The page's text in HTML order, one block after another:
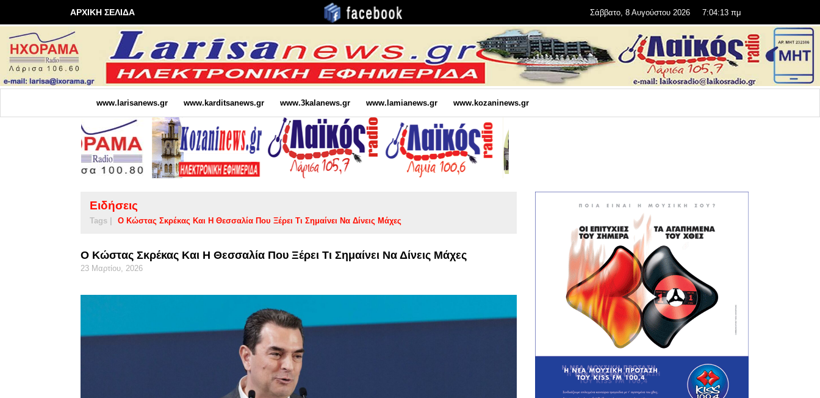
ΑΡΧΙΚΗ ΣΕΛΙΔΑ Σάββατο, 8 Αυγούστου 2026 7:04:13 πμ
www.larisanews.gr www.karditsanews.gr www.3kalanews.gr www.lamianews.gr www.kozaninews.gr
Ειδήσεις
Tags | Ο Κώστας Σκρέκας Και Η Θεσσαλία Που Ξέρει Τι Σημαίνει Να Δίνεις Μάχες
Ο Κώστας Σκρέκας Και Η Θεσσαλία Που Ξέρει Τι Σημαίνει Να Δίνεις Μάχες
23 Μαρτίου, 2026